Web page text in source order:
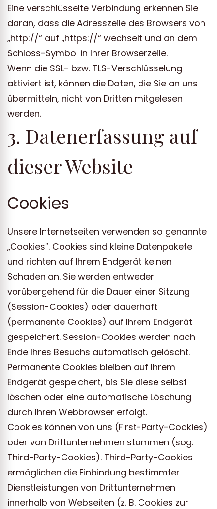
Eine verschlüsselte Verbindung erkennen Sie
daran, dass die Adresszeile des Browsers von
„http://“ auf „https://“ wechselt und an dem
Schloss-Symbol in Ihrer Browserzeile.
Wenn die SSL- bzw. TLS-Verschlüsselung
aktiviert ist, können die Daten, die Sie an uns
übermitteln, nicht von Dritten mitgelesen
werden.
3. Datenerfassung auf
dieser Website
Cookies
Unsere Internetseiten verwenden so genannte
„Cookies“. Cookies sind kleine Datenpakete
und richten auf Ihrem Endgerät keinen
Schaden an. Sie werden entweder
vorübergehend für die Dauer einer Sitzung
(Session-Cookies) oder dauerhaft
(permanente Cookies) auf Ihrem Endgerät
gespeichert. Session-Cookies werden nach
Ende Ihres Besuchs automatisch gelöscht.
Permanente Cookies bleiben auf Ihrem
Endgerät gespeichert, bis Sie diese selbst
löschen oder eine automatische Löschung
durch Ihren Webbrowser erfolgt.
Cookies können von uns (First-Party-Cookies)
oder von Drittunternehmen stammen (sog.
Third-Party-Cookies). Third-Party-Cookies
ermöglichen die Einbindung bestimmter
Dienstleistungen von Drittunternehmen
innerhalb von Webseiten (z. B. Cookies zur